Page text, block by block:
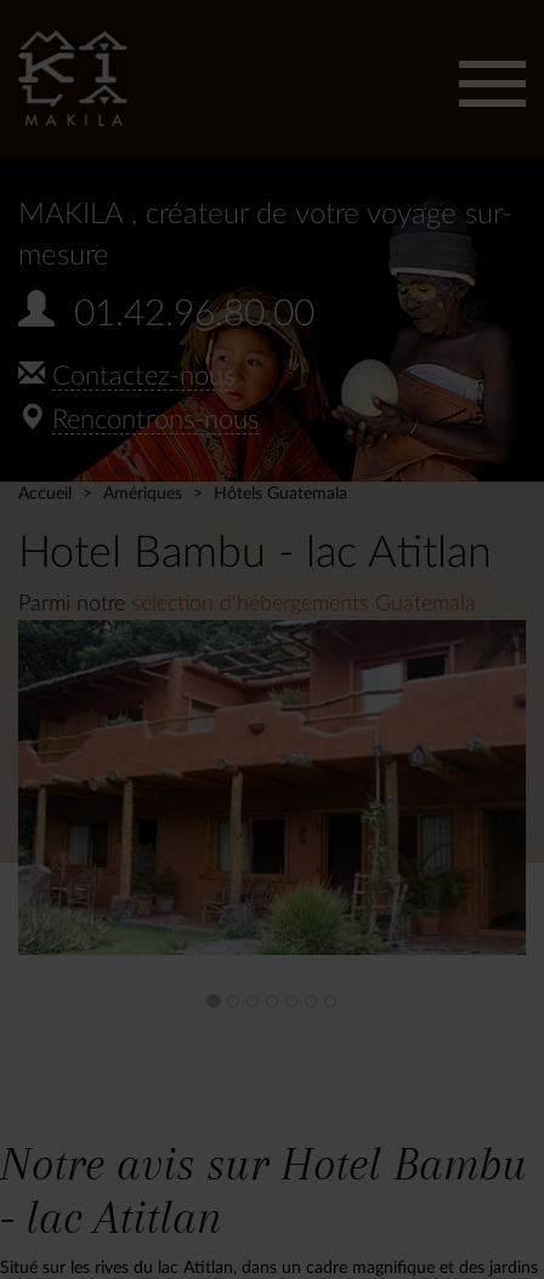
MAKILA , créateur de votre voyage sur-
mesure
01.42.96.80.00
Contactez-nous
Rencontrons-nous
Accueil Amériques Hôtels Guatemala
Hotel Bambu - lac Atitlan
Parmi notre sélection d'hébergements Guatemala
Notre avis sur Hotel Bambu
- lac Atitlan
Situé sur les rives du lac Atitlan, dans un cadre magnifique et des jardins